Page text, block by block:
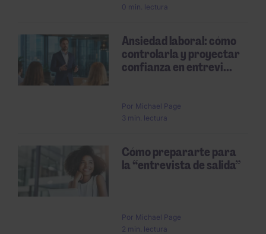
0 min. lectura
Ansiedad laboral: cómo
controlarla y proyectar
confianza en entrevi...
Por Michael Page
3 min. lectura
Cómo prepararte para
la “entrevista de salida”
Por Michael Page
2 min. lectura